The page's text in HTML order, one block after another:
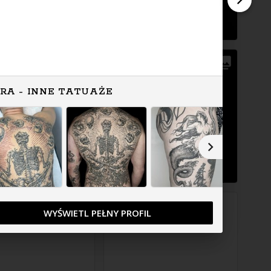
- INNE TATUAŻE
WYŚWIETL PEŁNY PROFIL